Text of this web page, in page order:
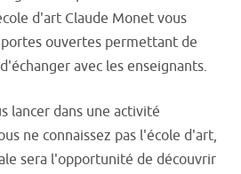
d'art Claude Monet vous
ouvertes permettant de
avec les enseignants.
lancer dans une activité
ne connaissez pas l'école d'art,
sera l'opportunité de découvrir